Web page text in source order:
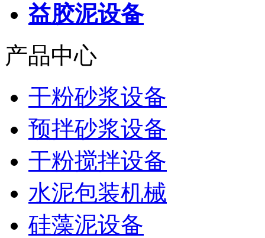
益胶泥设备
产品中心
干粉砂浆设备
预拌砂浆设备
干粉搅拌设备
水泥包装机械
硅藻泥设备